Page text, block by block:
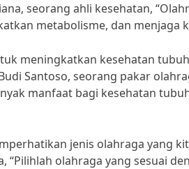
seorang ahli kesehatan,
metabolisme, dan menjaga
meningkatkan kesehatan
Santoso, seorang pakar
manfaat bagi kesehatan
jenis olahraga yang
“Pilihlah olahraga yang sesuai